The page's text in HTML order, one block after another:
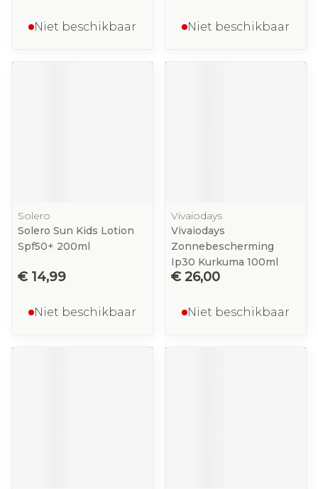
Niet beschikbaar Niet beschikbaar
Solero
Solero Sun Kids Lotion
Spf50+ 200ml
€ 14,99
Niet beschikbaar
Vivaiodays
Vivaiodays
Zonnebescherming
Ip30 Kurkuma 100ml
€ 26,00
Niet beschikbaar